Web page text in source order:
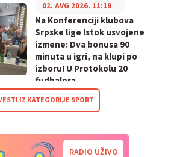
Na Konferenciji klubova
Srpske lige Istok usvojene
izmene: Dva bonusa 90
minuta u igri, na klupi po
izboru! U Protokolu 20
fudbalera
02. AVG 2026. 11:19
IZ KATEGORIJE SPORT
RADIO UŽIVO